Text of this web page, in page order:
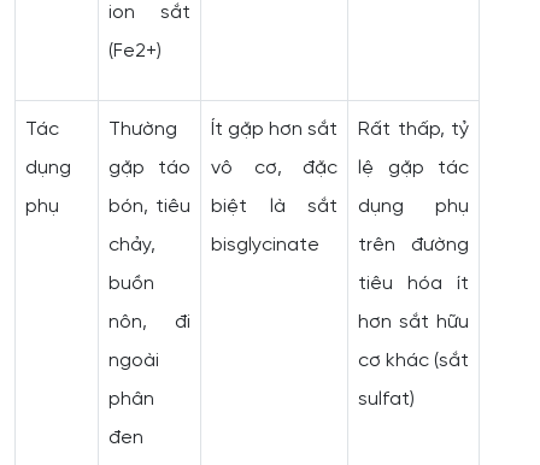
ion sắt
(Fe2+)
Tác
dụng
phụ
Thường
gặp táo
bón, tiêu
chảy,
buồn
nôn, đi
ngoài
phân
đen
Ít gặp hơn sắt
vô cơ, đặc
biệt là sắt
bisglycinate
Rất thấp, tỷ
lệ gặp tác
dụng phụ
trên đường
tiêu hóa ít
hơn sắt hữu
cơ khác (sắt
sulfat)